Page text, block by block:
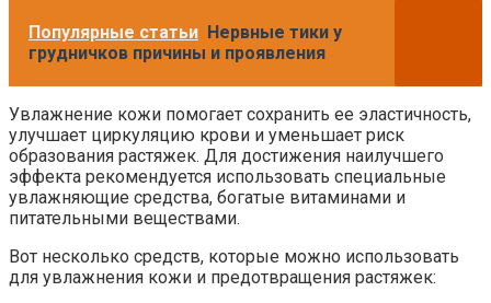
Популярные статьи Нервные тики у
грудничков причины и проявления
Увлажнение кожи помогает сохранить ее эластичность,
улучшает циркуляцию крови и уменьшает риск
образования растяжек. Для достижения наилучшего
эффекта рекомендуется использовать специальные
увлажняющие средства, богатые витаминами и
питательными веществами.
Вот несколько средств, которые можно использовать
для увлажнения кожи и предотвращения растяжек: